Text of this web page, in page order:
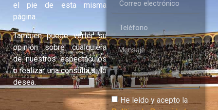
el pie de esta misma
página.
También puede verter su
opinión sobre cualquiera
de nuestros espectáculos
o realizar una consulta si lo
desea.
He leído y acepto la